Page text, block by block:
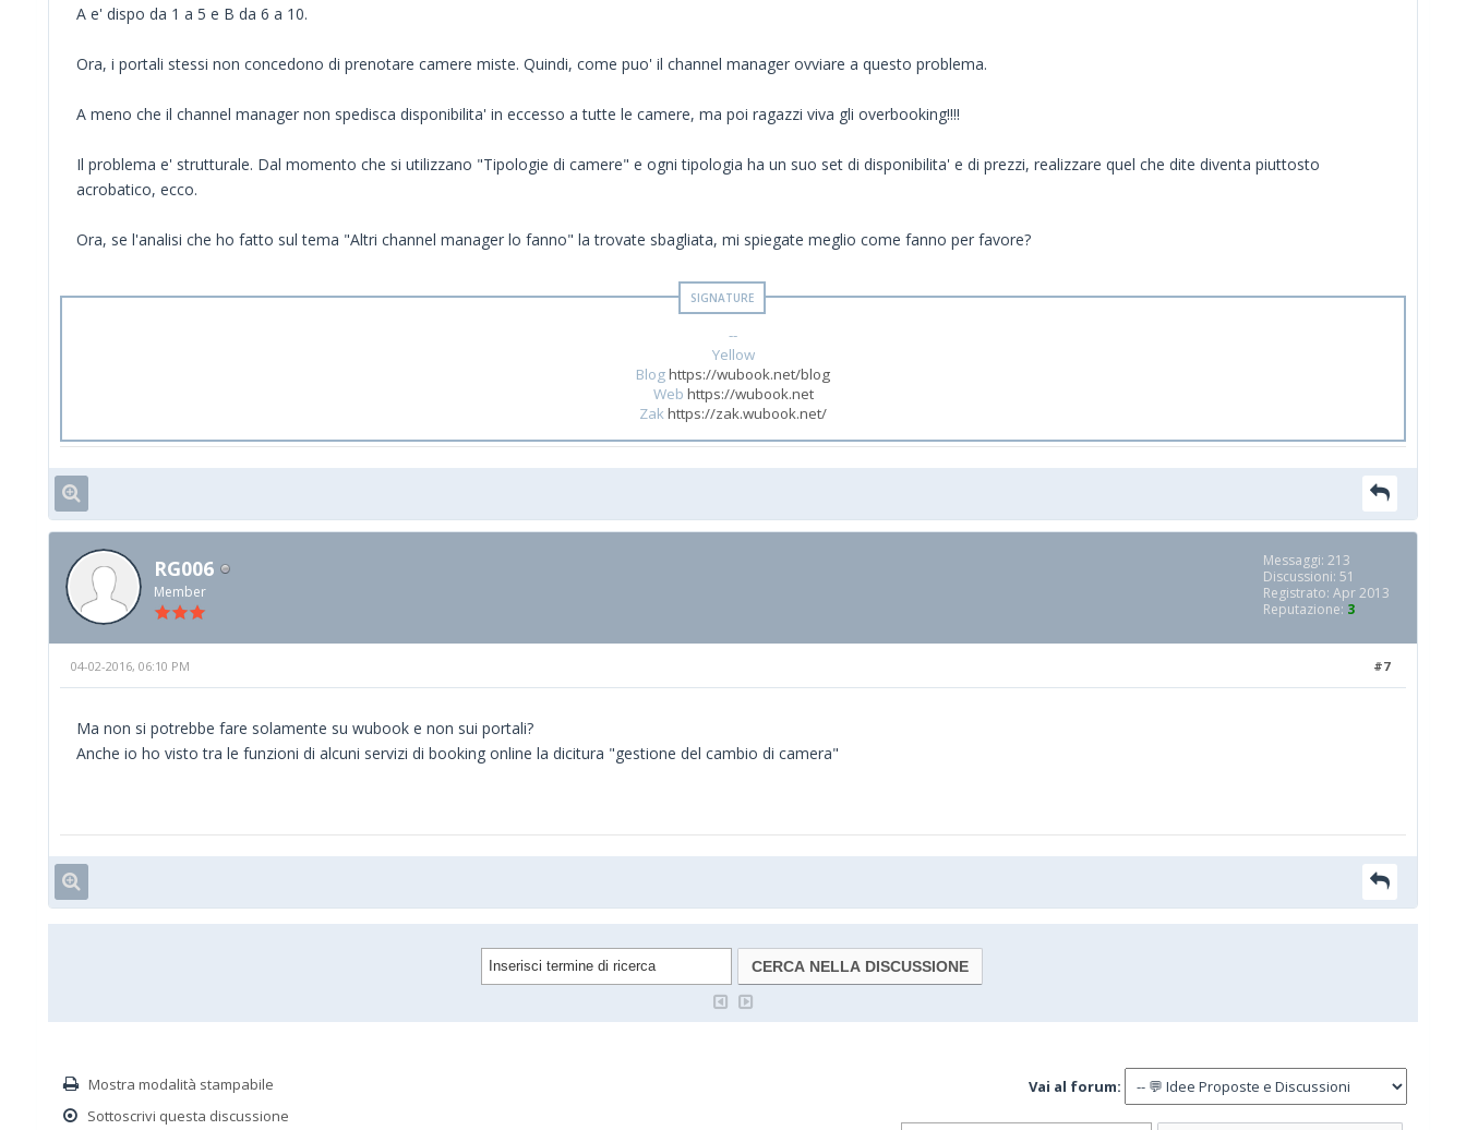
A e' dispo da 1 a 5 e B da 6 a 10.
Ora, i portali stessi non concedono di prenotare camere miste. Quindi, come puo' il channel manager ovviare a questo problema.
A meno che il channel manager non spedisca disponibilita' in eccesso a tutte le camere, ma poi ragazzi viva gli overbooking!!!!
Il problema e' strutturale. Dal momento che si utilizzano "Tipologie di camere" e ogni tipologia ha un suo set di disponibilita' e di prezzi, realizzare quel che dite diventa piuttosto
acrobatico, ecco.
Ora, se l'analisi che ho fatto sul tema "Altri channel manager lo fanno" la trovate sbagliata, mi spiegate meglio come fanno per favore?
--
Yellow
Bloghttps://wubook.net/blog
Web https://wubook.net
Zakhttps://zak.wubook.net/
RG006
Member
Messaggi: 213
Discussioni: 51
Registrato: Apr 2013
Reputazione: 3
#7
04-02-2016, 06:10 PM
Ma non si potrebbe fare solamente su wubook e non sui portali?
Anche io ho visto tra le funzioni di alcuni servizi di booking online la dicitura "gestione del cambio di camera"
Mostra modalità stampabile
Sottoscrivi questa discussione
Vai al forum: